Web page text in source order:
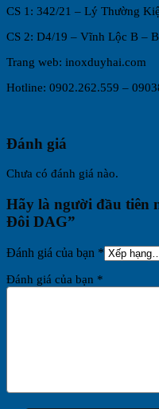
CS 1: 342/21 – Lý Thường
CS 2: D4/19 – Vĩnh Lộc B –
Trang web: inoxduyhai.com
Hotline: 0902.262.559 –
Đánh giá
Chưa có đánh giá nào.
Hãy là người đầu tiên
Đôi DAG”
Đánh giá của bạn *
Đánh giá của bạn *